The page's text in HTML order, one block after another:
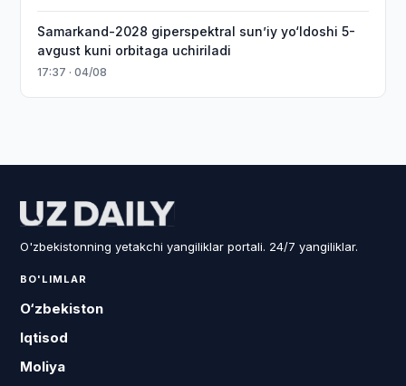
Samarkand-2028 giperspektral sun’iy yo‘ldoshi 5-
avgust kuni orbitaga uchiriladi
17:37 · 04/08
O'zbekistonning yetakchi yangiliklar portali. 24/7 yangiliklar.
BO'LIMLAR
O‘zbekiston
Iqtisod
Moliya